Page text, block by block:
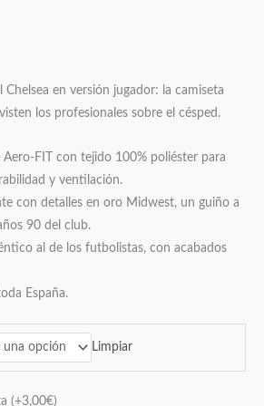
Chelsea en versión jugador: la camiseta
los profesionales sobre el césped.
Aero-FIT con tejido 100% poliéster para
y ventilación.
con detalles en oro Midwest, un guiño a
90 del club.
al de los futbolistas, con acabados
España.
Limpiar
(+3,00€)